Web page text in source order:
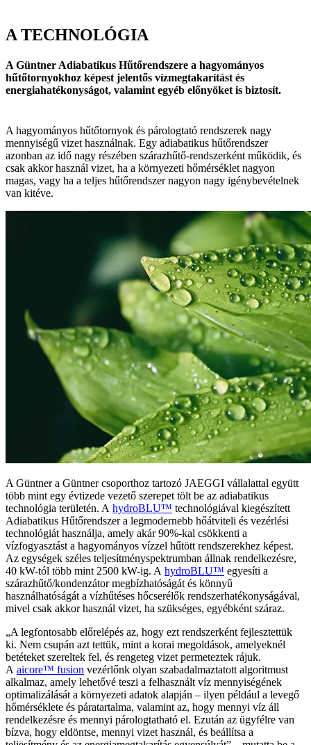
A TECHNOLÓGIA
A Güntner Adiabatikus Hűtőrendszere a hagyományos
hűtőtornyokhoz képest jelentős vízmegtakarítást és
energiahatékonyságot, valamint egyéb előnyöket is biztosít.
A hagyományos hűtőtornyok és párologtató rendszerek nagy
mennyiségű vizet használnak. Egy adiabatikus hűtőrendszer
azonban az idő nagy részében szárazhűtő-rendszerként működik, és
csak akkor használ vizet, ha a környezeti hőmérséklet nagyon
magas, vagy ha a teljes hűtőrendszer nagyon nagy igénybevételnek
van kitéve.
A Güntner a Güntner csoporthoz tartozó JAEGGI vállalattal együtt
több mint egy évtizede vezető szerepet tölt be az adiabatikus
technológia területén. A hydroBLU™ technológiával kiegészített
Adiabatikus Hűtőrendszer a legmodernebb hőátviteli és vezérlési
technológiát használja, amely akár 90%-kal csökkenti a
vízfogyasztást a hagyományos vízzel hűtött rendszerekhez képest.
Az egységek széles teljesítményspektrumban állnak rendelkezésre,
40 kW-tól több mint 2500 kW-ig. A hydroBLU™ egyesíti a
szárazhűtő/kondenzátor megbízhatóságát és könnyű
használhatóságát a vízhűtéses hőcserélők rendszerhatékonyságával,
mivel csak akkor használ vizet, ha szükséges, egyébként száraz.
„A legfontosabb előrelépés az, hogy ezt rendszerként fejlesztettük
ki. Nem csupán azt tettük, mint a korai megoldások, amelyeknél
betéteket szereltek fel, és rengeteg vizet permeteztek rájuk.
A aicore™ fusion vezérlőnk olyan szabadalmaztatott algoritmust
alkalmaz, amely lehetővé teszi a felhasznált víz mennyiségének
optimalizálását a környezeti adatok alapján – ilyen például a levegő
hőmérséklete és páratartalma, valamint az, hogy mennyi víz áll
rendelkezésre és mennyi párologtatható el. Ezután az ügyfélre van
bízva, hogy eldöntse, mennyi vizet használ, és beállítsa a